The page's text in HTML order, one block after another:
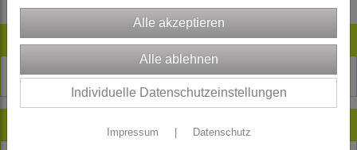
Artikelsuche
Neu im Shop
Individuelle Datenschutzeinstellungen
Impressum Datenschutz